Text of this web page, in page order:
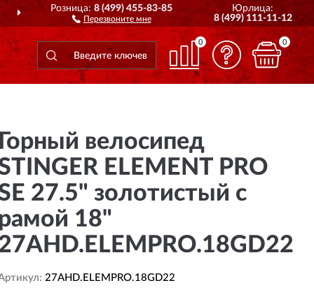
ДОСТАВИМ ПО ВСЕЙ РОССИИ
Розница:8 (499) 455-83-85
Перезвоните мне
Юрлица:
8 (499) 111-11-12
0 0
велосипед
ELEMENT PRO
27.5" золотистый с
18"
27AHD.ELEMPRO.18GD22